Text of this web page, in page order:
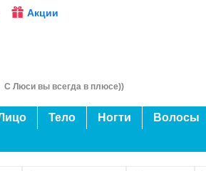
Акции
С Люси вы всегда в плюсе))
Тело Ногти
Волосы